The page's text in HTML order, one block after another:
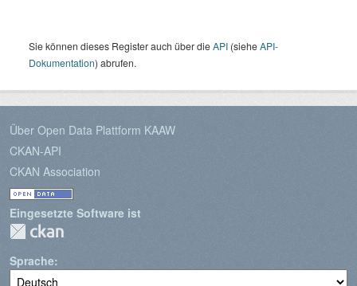
Sie können dieses Register auch über dieAPI (sieheAPI-
Dokumentation) abrufen.
Über Open Data Plattform KAAW
CKAN-API
CKAN Association
Eingesetzte Software ist
Sprache